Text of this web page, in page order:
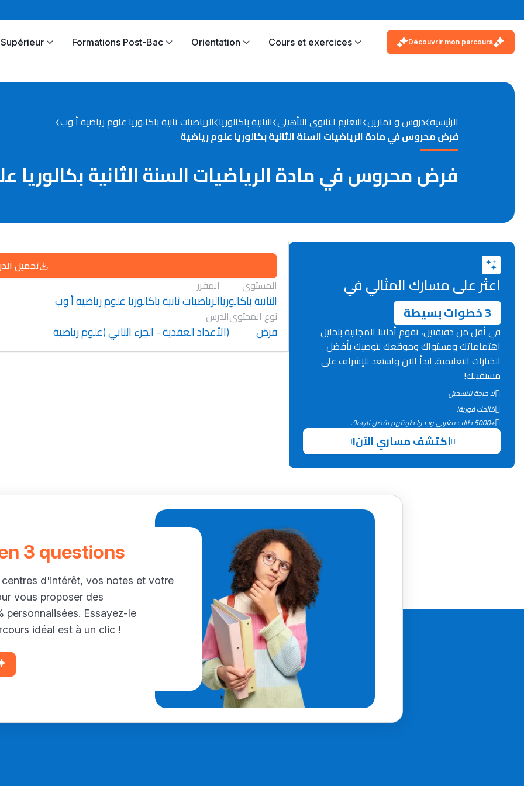
Formations Post-Bac Orientation Cours et exercices Découvrir mon parcours
الرئيسية دروس و تمارين التعليم الثانوي التأهيلي الثانية باكالوريا الرياضيات ثانية باكالوريا علوم رياضية أ وب
فرض محروس في مادة الرياضيات السنة الثانية بكالوريا علوم رياضية
فرض محروس في مادة الرياضيات السنة الثانية بكالوريا
تحميل
المستوى
الثانية باكالوريا
المقرر
الرياضيات ثانية باكالوريا علوم رياضية أ وب
نوع المحتوى
فرض
الدرس
(الأعداد العقدية - الجزء الثاني (علوم رياضية
اعثر على مسارك المثالي في
3 خطوات بسيطة
في أقل من دقيقتين، تقوم أداتنا المجانية بتحليل
اهتماماتك ومستواك وموقعك لتوصيك بأفضل
الخيارات التعليمية. ابدأ الآن واستعد للإشراف على
مستقبلك!
لا حاجة للتسجيل
نتائجك فورية!
+5000 طالب مغربي وجدوا طريقهم بفضل 9rayti.
اكتشف مساري الآن!
3 questions
d'intérêt, vos notes et votre
vous proposer des
personnalisées. Essayez-le
idéal est à un clic !